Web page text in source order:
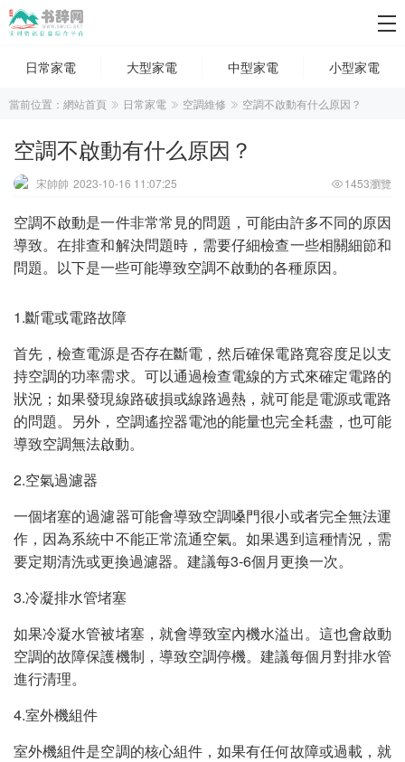
日常家電 大型家電 中型家電 小型家電
當前位置： 網站首頁 日常家電 空調維修 空調不啟動有什么原因？
空調不啟動有什么原因？
宋帥帥 2023-10-16 11:07:25 1453瀏覽
空調不啟動是一件非常常見的問題，可能由許多不同的原因
導致。在排查和解決問題時，需要仔細檢查一些相關細節和
問題。以下是一些可能導致空調不啟動的各種原因。
1.斷電或電路故障
首先，檢查電源是否存在斷電，然后確保電路寬容度足以支
持空調的功率需求。可以通過檢查電線的方式來確定電路的
狀況；如果發現線路破損或線路過熱，就可能是電源或電路
的問題。另外，空調遙控器電池的能量也完全耗盡，也可能
導致空調無法啟動。
2.空氣過濾器
一個堵塞的過濾器可能會導致空調嗓門很小或者完全無法運
作，因為系統中不能正常流通空氣。如果遇到這種情況，需
要定期清洗或更換過濾器。建議每3-6個月更換一次。
3.冷凝排水管堵塞
如果冷凝水管被堵塞，就會導致室內機水溢出。這也會啟動
空調的故障保護機制，導致空調停機。建議每個月對排水管
進行清理。
4.室外機組件
室外機組件是空調的核心組件，如果有任何故障或過載，就